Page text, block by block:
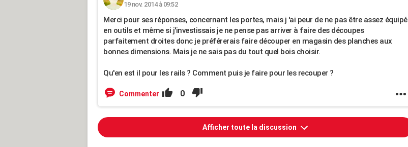
19 nov. 2014 à 09:52
Merci pour ses réponses, concernant les portes, mais j 'ai peur de ne pas être assez équipé
en outils et même si j'investissais je ne pense pas arriver à faire des découpes
parfaitement droites donc je préférerais faire découper en magasin des planches aux
bonnes dimensions. Mais je ne sais pas du tout quel bois choisir.
Qu'en est il pour les rails ? Comment puis je faire pour les recouper ?
Commenter 0
Afficher toute la discussion